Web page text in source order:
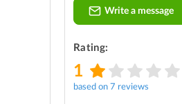
Write a message
Rating:
1
based on 7 reviews